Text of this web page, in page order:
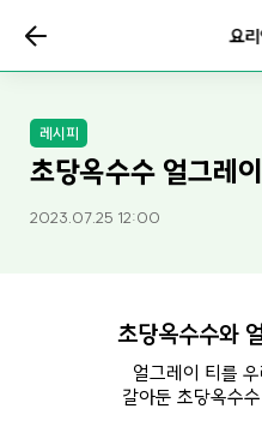
요
레시피
초당옥수수 얼그레
2023.07.25 12:00
초당옥수수와
얼그레이 티를
갈아둔 초당옥수